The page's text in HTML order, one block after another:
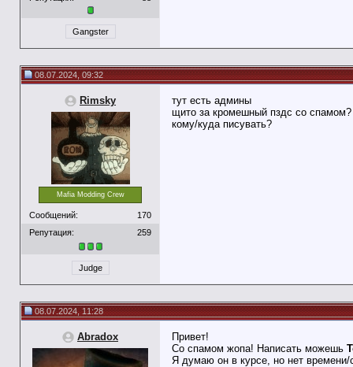
Gangster
08.07.2024, 09:32
Rimsky
Mafia Modding Crew
Сообщений:
170
Репутация:
259
Judge
тут есть админы
щито за кромешный пздс со
кому/куда писувать?
08.07.2024, 11:28
Abradox
Привет!
Со спамом жопа! Написать можешь
Я думаю он в курсе, но нет